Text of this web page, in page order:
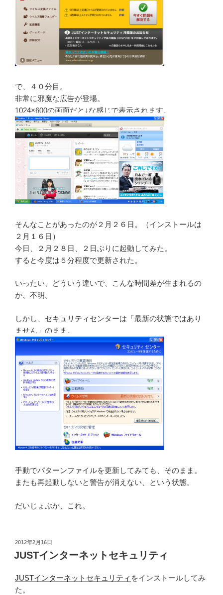
で、４０分目。
非常に邪魔な広告が登場。
1024×600の画面だと↓な感じで表示されます。
そんなことがあったのが２月２６日。（インストールは
２月１６日）
今日、２月２８日、２日ぶりに起動してみた。
すると今度は５分程度で更新された。
いったい、どういう違いで、こんな時間差が生まれるの
か、不明。
しかし、セキュリティセンターは「最新の状態ではあり
ません」のまま。
手動でパターンファイルを更新してみても、そのまま。
またも再起動しないと警告が消えない、という状態。
だいじょぶか、これ。
投
稿
日:
2012年2月16日
JUSTインターネットセキュリティ
JUSTインターネットセキュリティ をインストールしてみ
た。